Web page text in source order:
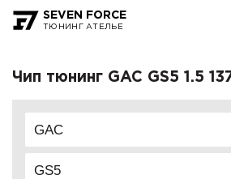
SEVEN FORCE
ТЮНИНГ АТЕЛЬЕ
Чип тюнинг GAC GS5 1.5
GAC
GS5